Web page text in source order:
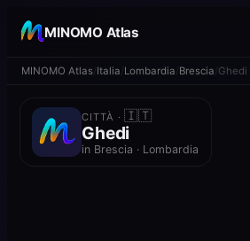
MINOMO Atlas
MINOMO Atlas Italia Lombardia Brescia Ghedi
CITTÀ ·🇮🇹
Ghedi
in Brescia · Lombardia